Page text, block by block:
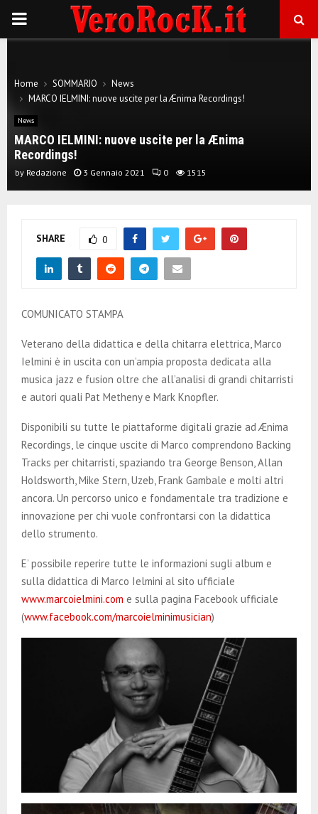
P
M
A
N
U
Home SOMMARIO
News
MARCO IELMINI: nuove uscite per la Ænima Recordings!
News
MARCO IELMINI: nuove uscite per la Ænima
Recordings!
by Redazione 3 Gennaio 2021 0 1515
SHARE 0
COMUNICATO STAMPA
Veterano della didattica e della chitarra elettrica, Marco
Ielmini è in uscita con un’ampia proposta dedicata alla
musica jazz e fusion oltre che all’analisi di grandi chitarristi
e autori quali Pat Metheny e Mark Knopfler.
Disponibili su tutte le piattaforme digitali grazie ad Ænima
Recordings, le cinque uscite di Marco comprendono Backing
Tracks per chitarristi, spaziando tra George Benson, Allan
Holdsworth, Mike Stern, Uzeb, Frank Gambale e molti altri
ancora. Un percorso unico e fondamentale tra tradizione e
innovazione per chi vuole confrontarsi con la didattica
dello strumento.
E’ possibile reperire tutte le informazioni sugli album e
sulla didattica di Marco Ielmini al sito ufficiale
www.marcoielmini.com e sulla pagina Facebook ufficiale
(www.facebook.com/marcoielminimusician)